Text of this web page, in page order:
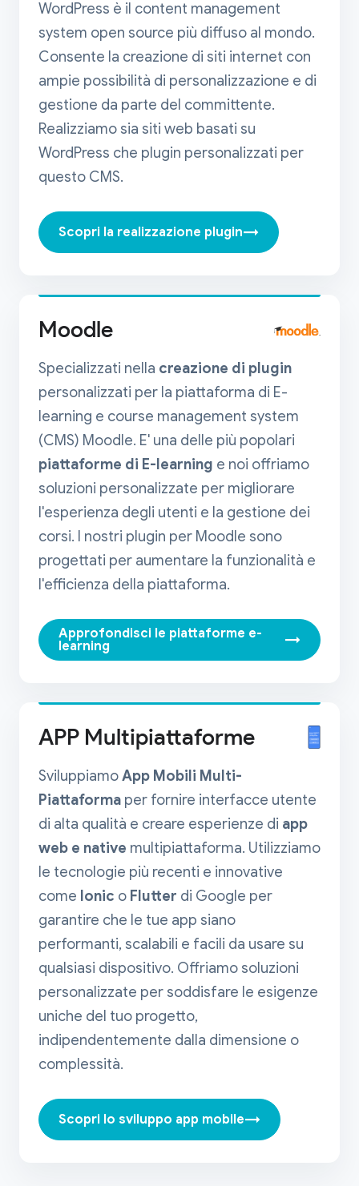
WordPress è il content management
system open source più diffuso al mondo.
Consente la creazione di siti internet con
ampie possibilità di personalizzazione e di
gestione da parte del committente.
Realizziamo sia siti web basati su
WordPress che plugin personalizzati per
questo CMS.
Scopri la realizzazione plugin→
Moodle
Specializzati nella creazione di plugin
personalizzati per la piattaforma di E-
learning e course management system
(CMS) Moodle. E' una delle più popolari
piattaforme di E-learning e noi offriamo
soluzioni personalizzate per migliorare
l'esperienza degli utenti e la gestione dei
corsi. I nostri plugin per Moodle sono
progettati per aumentare la funzionalità e
l'efficienza della piattaforma.
Approfondisci le piattaforme e-
learning
→
APP Multipiattaforme
SviluppiamoApp Mobili Multi-
Piattaforma per fornire interfacce utente
di alta qualità e creare esperienze di app
web e native multipiattaforma. Utilizziamo
le tecnologie più recenti e innovative
come Ionic o Flutter di Google per
garantire che le tue app siano
performanti, scalabili e facili da usare su
qualsiasi dispositivo. Offriamo soluzioni
personalizzate per soddisfare le esigenze
uniche del tuo progetto,
indipendentemente dalla dimensione o
complessità.
Scopri lo sviluppo app mobile→